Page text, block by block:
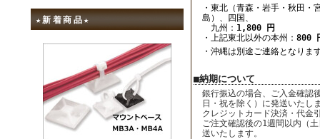
★新着商品★
・東北（青森・岩手・秋田・
島）、四国、
九州： 1,800 円
・上記東北以外の本州： 800
・沖縄は別途ご連絡となりま
■納期について
銀行振込の場合、ご入金確認
日・祝を除く）に発送いたし
クレジットカード決済・代金
ご注文確認後の1週間以内（
送いたします。